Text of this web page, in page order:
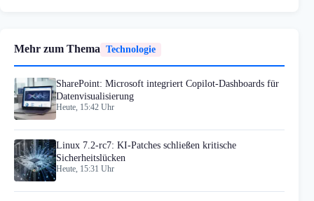
Mehr zum Thema Technologie
SharePoint: Microsoft integriert Copilot-Dashboards für
Datenvisualisierung
Heute, 15:42 Uhr
Linux 7.2-rc7: KI-Patches schließen kritische
Sicherheitslücken
Heute, 15:31 Uhr